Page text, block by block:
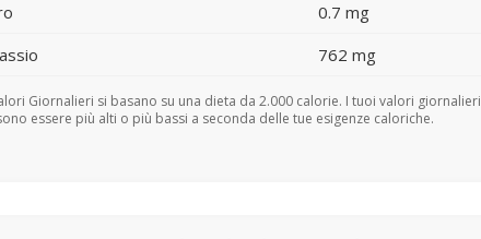
0.7 mg
762 mg
Giornalieri si basano su una dieta da 2.000 calorie. I tuoi valori giornalieri
essere più alti o più bassi a seconda delle tue esigenze caloriche.